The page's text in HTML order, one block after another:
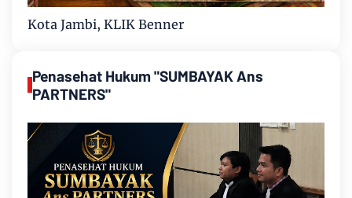
Kota Jambi, KLIK Benner
Penasehat Hukum "SUMBAYAK Ans
PARTNERS"